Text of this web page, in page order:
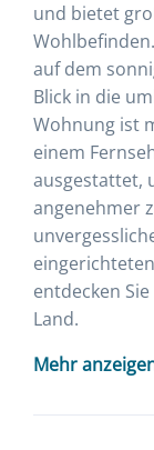
und bietet
auf dem
Blick in die
Wohnung ist
einem
ausgestattet,
angenehmer
entdecken
Land.
Mehr